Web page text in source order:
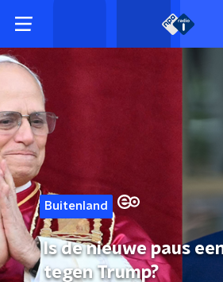
Buitenland
Is de nieuwe paus
tegen Trump?